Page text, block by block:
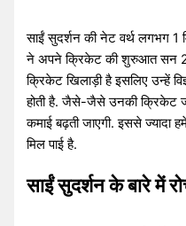
साईं सुदर्शन की नेट वर्थ लगभग 1
ने अपने क्रिकेट की शुरुआत सन
क्रिकेट खिलाड़ी है इसलिए उन्हें
होती है. जैसे-जैसे उनकी क्रिकेट
कमाई बढ़ती जाएगी. इससे ज्यादा
मिल पाई है.
साईं सुदर्शन के बारे में